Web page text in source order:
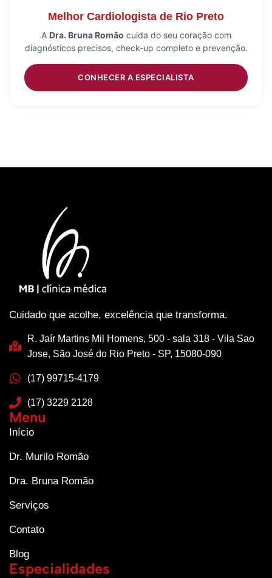
Melhor Cardiologista de Rio Preto
A Dra. Bruna Romão cuida do seu coração com
diagnósticos precisos, check-up completo e prevenção.
CONHECER A ESPECIALISTA
Cuidado que acolhe, excelência que transforma.
R. Jaír Martins Mil Homens, 500 - sala 318 - Vila Sao
Jose, São José do Rio Preto - SP, 15080-090
(17) 99715-4179
(17) 3229 2128
Menu
Início
Dr. Murilo Romão
Dra. Bruna Romão
Serviços
Contato
Blog
Especialidades